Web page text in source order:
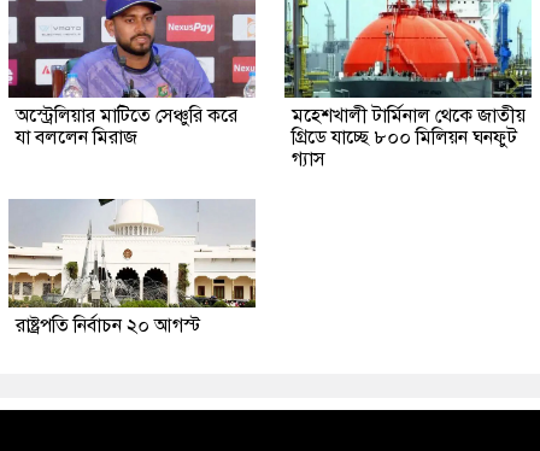
অস্ট্রেলিয়ার মাটিতে সেঞ্চুরি করে
যা বললেন মিরাজ
মহেশখালী টার্মিনাল থেকে জাতীয়
গ্রিডে যাচ্ছে ৮০০ মিলিয়ন ঘনফুট
গ্যাস
রাষ্ট্রপতি নির্বাচন ২০ আগস্ট